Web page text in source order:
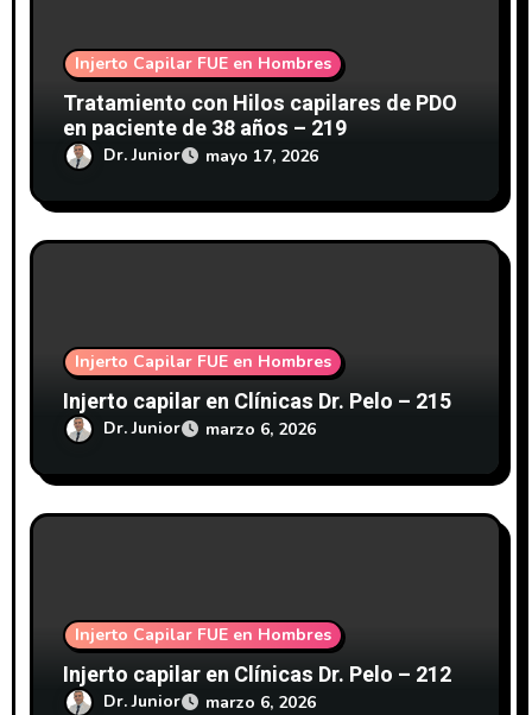
a
d
Injerto Capilar FUE en Hombres
Tratamiento con Hilos capilares de PDO
en paciente de 38 años – 219
Dr. Junior mayo 17, 2026
Injerto Capilar FUE en Hombres
Injerto capilar en Clínicas Dr. Pelo – 215
Dr. Junior marzo 6, 2026
Injerto Capilar FUE en Hombres
Injerto capilar en Clínicas Dr. Pelo – 212
Dr. Junior marzo 6, 2026